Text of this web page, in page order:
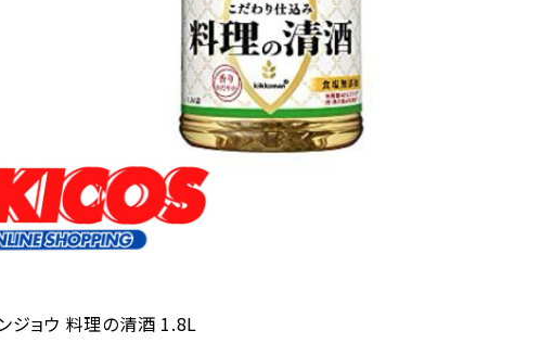
ジョウ 料理の清酒 1.8L